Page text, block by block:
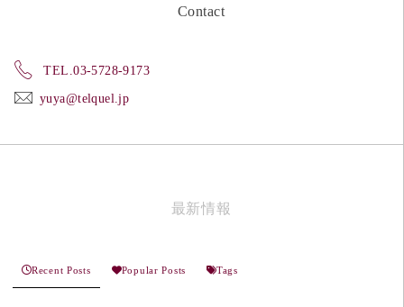
Contact
TEL.03-5728-9173
yuya@telquel.jp
最新情報
Recent Posts Popular Posts Tags